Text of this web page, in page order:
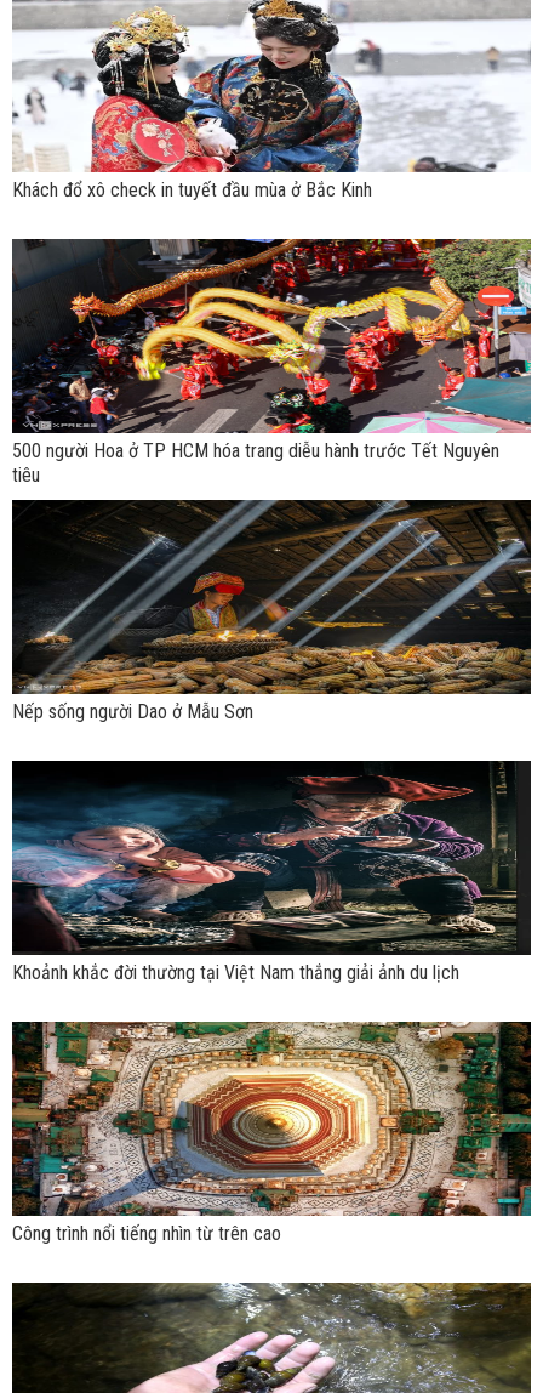
Khách đổ xô check in tuyết đầu mùa ở Bắc Kinh
500 người Hoa ở TP HCM hóa trang diễu hành trước Tết Nguyên
tiêu
Nếp sống người Dao ở Mẫu Sơn
Khoảnh khắc đời thường tại Việt Nam thắng giải ảnh du lịch
Công trình nổi tiếng nhìn từ trên cao